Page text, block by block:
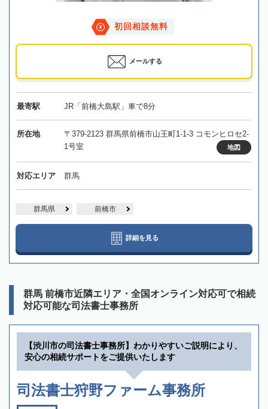
初回相談無料
メールする
最寄駅 JR「前橋大島駅」車で8分
所在地
〒379-2123 群馬県前橋市山王町1-1-3 コモンヒロセ2-
1号室
地図
対応エリア 群馬
群馬県 前橋市
詳細を見る
群馬 前橋市近隣エリア・全国オンライン対応可で相続
対応可能な司法書士事務所
【渋川市の司法書士事務所】わかりやすいご説明により、
安心の相続サポートをご提供いたします
司法書士狩野ファーム事務所